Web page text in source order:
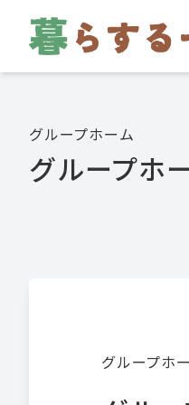
グループホーム
グループホ
グループホ